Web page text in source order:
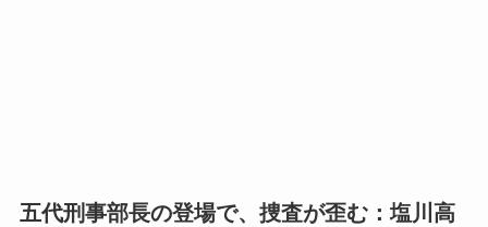
五代刑事部長の登場で、捜査が歪む：塩川高